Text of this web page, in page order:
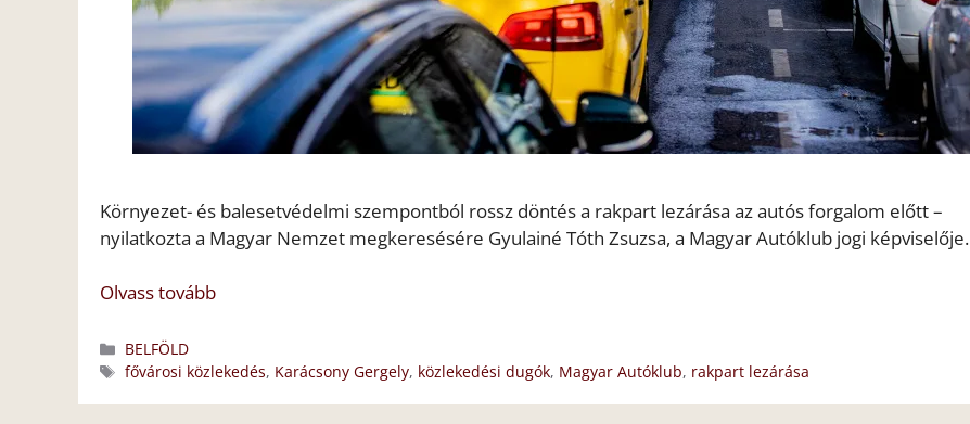
Környezet- és balesetvédelmi szempontból rossz döntés a rakpart lezárása az autós forgalom előtt –
nyilatkozta a Magyar Nemzet megkeresésére Gyulainé Tóth Zsuzsa, a Magyar Autóklub jogi képviselője.
Olvass tovább
Kategória
BELFÖLD
Címkék
fővárosi közlekedés, Karácsony Gergely, közlekedési dugók, Magyar Autóklub, rakpart lezárása